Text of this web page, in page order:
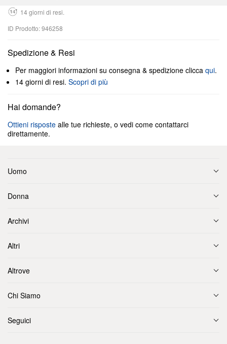
14 giorni di resi.
ID Prodotto: 946258
Spedizione & Resi
Per maggiori informazioni su consegna & spedizione clicca qui.
14 giorni di resi. Scopri di più
Hai domande?
Ottieni risposte alle tue richieste, o vedi come contattarci
direttamente.
Uomo
Donna
Archivi
Altri
Altrove
Chi Siamo
Seguici